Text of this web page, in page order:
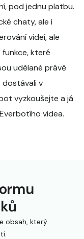
pod jednu platbu.
chaty, ale i
videí, ale
které
udělané právě
dostávali v
vyzkoušejte a já
videa.
obsah, který